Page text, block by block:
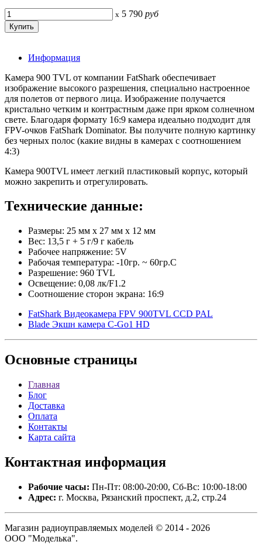
x 5 790 руб
Информация
Камера 900 TVL от компании FatShark обеспечивает
изображение высокого разрешения, специально настроенное
для полетов от первого лица. Изображение получается
кристально четким и контрастным даже при ярком солнечном
свете. Благодаря формату 16:9 камера идеально подходит для
FPV-очков FatShark Dominator. Вы получите полную картинку
без черных полос (какие видны в камерах с соотношением
4:3)
Камера 900TVL имеет легкий пластиковый корпус, который
можно закрепить и отрегулировать.
Технические данные:
Размеры: 25 мм x 27 мм x 12 мм
Вес: 13,5 г + 5 г/9 г кабель
Рабочее напряжение: 5V
Рабочая температура: -10гр. ~ 60гр.C
Разрешение: 960 TVL
Освещение: 0,08 лк/F1.2
Соотношение сторон экрана: 16:9
FatShark Видеокамера FPV 900TVL CCD PAL
Blade Экшн камера C-Go1 HD
Основные страницы
Главная
Блог
Доставка
Оплата
Контакты
Карта сайта
Контактная информация
Рабочие часы: Пн-Пт: 08:00-20:00, Сб-Вс: 10:00-18:00
Адрес: г. Москва, Рязанский проспект, д.2, стр.24
Магазин радиоуправляемых моделей © 2014 - 2026
ООО "Моделька".